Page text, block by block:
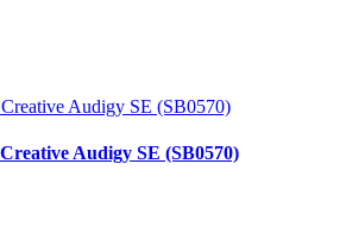
Audigy SE (SB0570)